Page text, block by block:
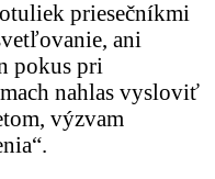
priesečníkmi
ani
pokus pri
nahlas vysloviť
výzvam